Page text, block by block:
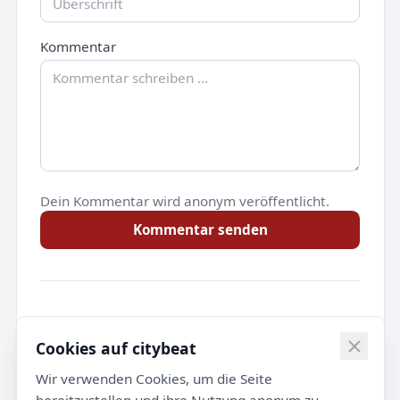
Kommentar
Dein Kommentar wird anonym veröffentlicht.
Kommentar senden
Noch keine Kommentare.
Cookies auf citybeat
Wir verwenden Cookies, um die Seite